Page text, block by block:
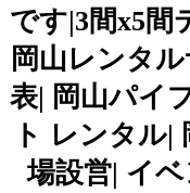
です|3間x5間
岡山レンタ
表| 岡山パイ
ト レンタル
場設営| イ